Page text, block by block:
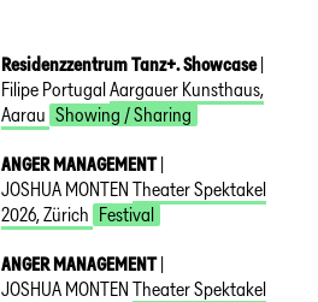
Residenzzentrum Tanz+. Showcase |
Filipe PortugalAargauer Kunsthaus,
Aarau Showing / Sharing
ANGER MANAGEMENT |
JOSHUA MONTEN Theater Spektakel
2026,Zürich Festival
ANGER MANAGEMENT |
JOSHUA MONTEN Theater Spektakel